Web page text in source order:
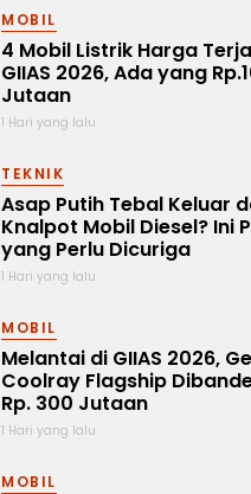
MOBIL
4 Mobil Listrik Harga
GIIAS 2026, Ada yang
Jutaan
1 Hari yang lalu
TEKNIK
Asap Putih Tebal Keluar
Knalpot Mobil Diesel? Ini
yang Perlu Dicuriga
1 Hari yang lalu
MOBIL
Melantai di GIIAS 2026,
Coolray Flagship
Rp. 300 Jutaan
1 Hari yang lalu
MOBIL